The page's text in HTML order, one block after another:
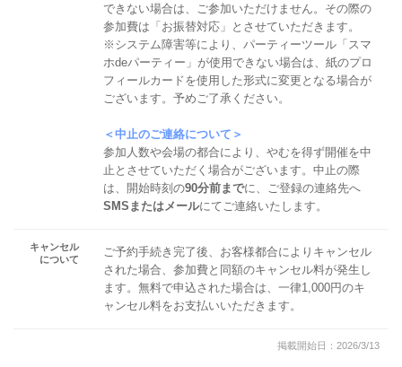
できない場合は、ご参加いただけません。その際の
参加費は「お振替対応」とさせていただきます。
※システム障害等により、パーティーツール「スマ
ホdeパーティー」が使用できない場合は、紙のプロ
フィールカードを使用した形式に変更となる場合が
ございます。予めご了承ください。
＜中止のご連絡について＞
参加人数や会場の都合により、やむを得ず開催を中
止とさせていただく場合がございます。中止の際
は、開始時刻の90分前までに、ご登録の連絡先へ
SMSまたはメールにてご連絡いたします。
キャンセル
について
ご予約手続き完了後、お客様都合によりキャンセル
された場合、参加費と同額のキャンセル料が発生し
ます。無料で申込された場合は、一律1,000円のキ
ャンセル料をお支払いいただきます。
掲載開始日：2026/3/13